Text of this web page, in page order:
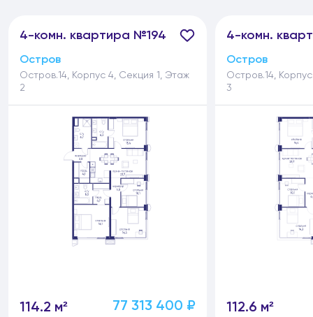
4-комн. квартира №194
Остров
Остров.14, Корпус 4, Секция 1, Этаж
2
114.2 м² 77 313 400 ₽
4-комн.
Остров
Остров.14,
3
112.6 м²